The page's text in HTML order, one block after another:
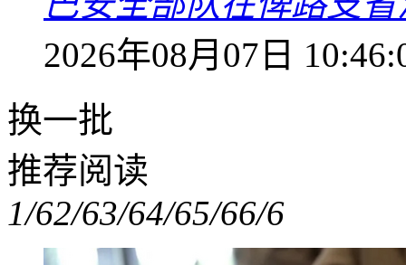
2026年08月07日
换一批
推荐阅读
1/62/63/64/65/66/6